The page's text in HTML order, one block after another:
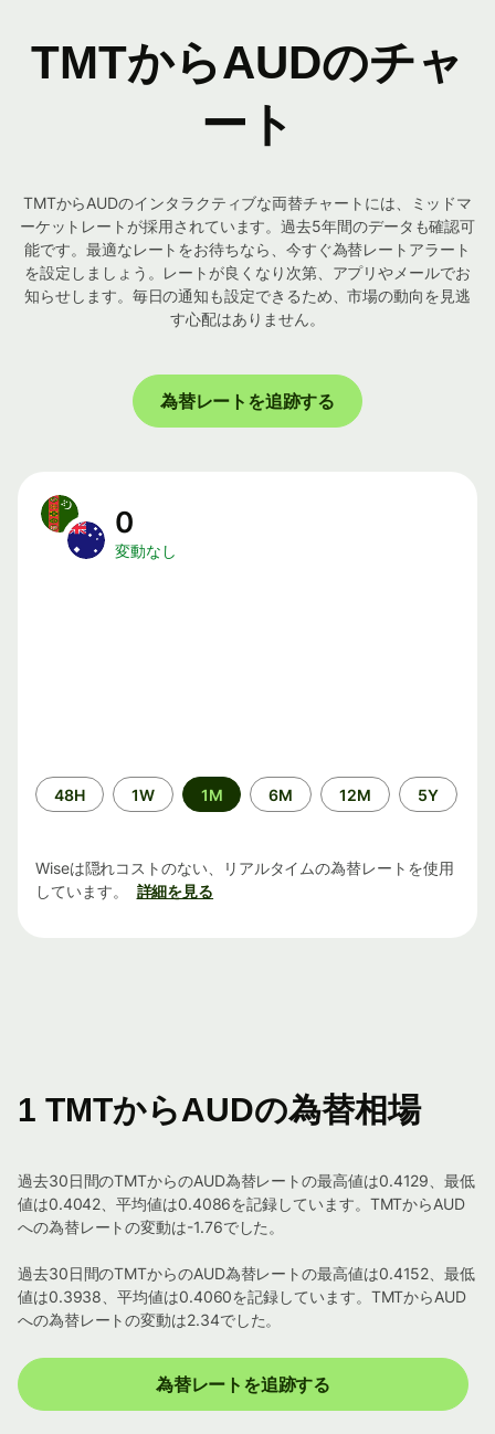
TMTからAUDのチャ
ート
TMTからAUDのインタラクティブな両替チャートには、ミッドマ
ーケットレートが採用されています。過去5年間のデータも確認可
能です。最適なレートをお待ちなら、今すぐ為替レートアラート
を設定しましょう。レートが良くなり次第、アプリやメールでお
知らせします。毎日の通知も設定できるため、市場の動向を見逃
す心配はありません。
為替レートを追跡する
0
変動なし
期
間
48H 1W 1M 6M 12M 5Y
Wiseは隠れコストのない、リアルタイムの為替レートを使用
しています。
詳細を見る
1 TMTからAUDの為替相場
過去30日間のTMTからのAUD為替レートの最高値は0.4129、最低
値は0.4042、平均値は0.4086を記録しています。TMTからAUD
への為替レートの変動は-1.76でした。
過去30日間のTMTからのAUD為替レートの最高値は0.4152、最低
値は0.3938、平均値は0.4060を記録しています。TMTからAUD
への為替レートの変動は2.34でした。
為替レートを追跡する